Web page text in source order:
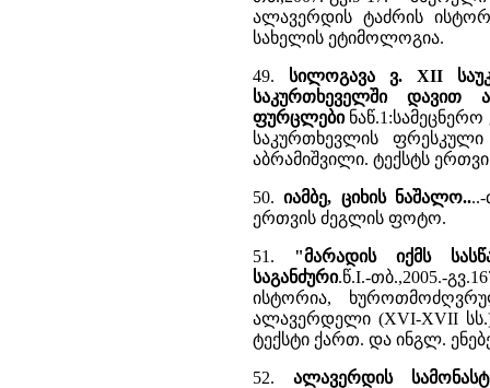
ალავერდის ტაძრის
სახელის ეტიმოლოგია.
49. სილოგავა ვ. XII
საკურთხეველში დავით
ფურცლები
საკურთხევლის
აბრამიშვილი. ტექსტს
50.იამბე, ციხის ნაშალო..
ერთვის ძეგლის ფოტო.
51. "მარადის იქმს
საგანძური.წ.I.-თბ.,2005.-
ისტორია,
ალავერდელი (XVI-XVII
ტექსტი ქართ. და ინგლ.
52.ალავერდის